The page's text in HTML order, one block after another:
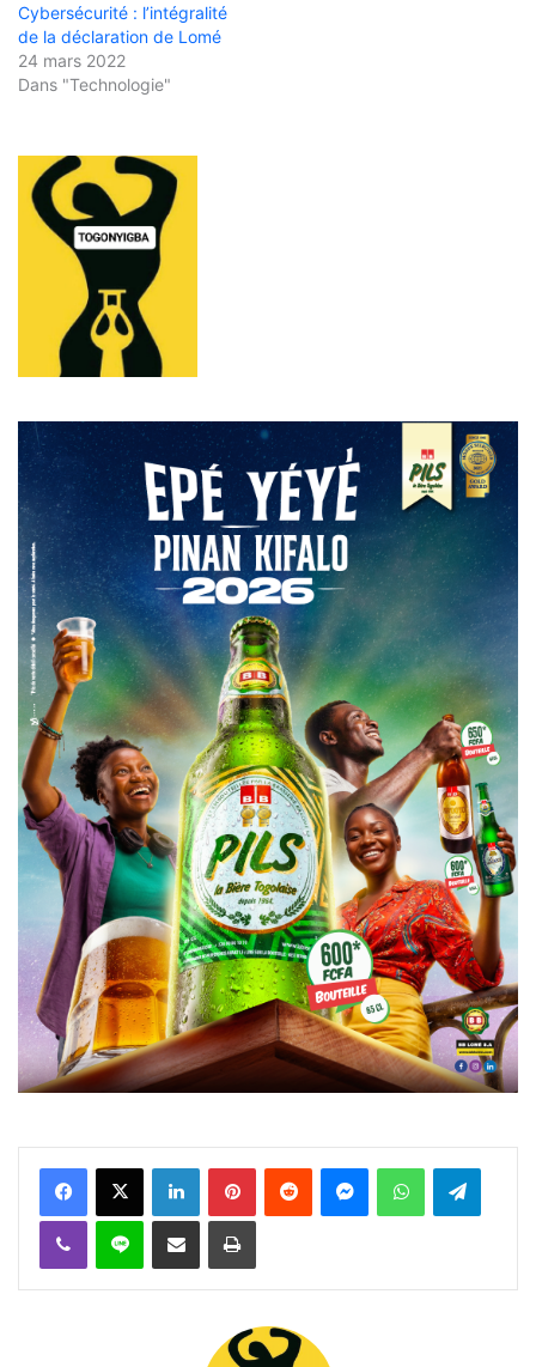
Cybersécurité : l’intégralité
de la déclaration de Lomé
24 mars 2022
Dans "Technologie"
FacebookX Linkedin PinterestReddit MessengerWhatsAppTelegram
Viber Ligne Partager par email Imprimer